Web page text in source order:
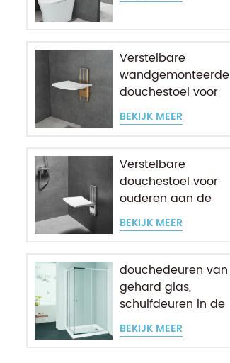
Verstelbare
wandgemonteerde
douchestoel voor
ouderen
BEKIJK MEER
Verstelbare
douchestoel voor
ouderen aan de
muur
BEKIJK MEER
douchedeuren van
gehard glas,
schuifdeuren in de
hoek
BEKIJK MEER